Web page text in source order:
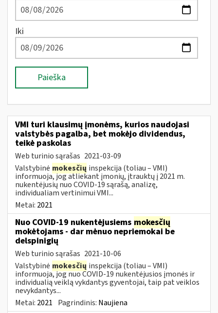
Iki
Paieška
VMI turi klausimų įmonėms, kurios naudojasi
valstybės pagalba, bet mokėjo dividendus,
teikė paskolas
Web turinio sąrašas 2021-03-09
Valstybinė mokesčių inspekcija (toliau – VMI)
informuoja, jog atliekant įmonių, įtrauktų į 2021 m.
nukentėjusių nuo COVID-19 sąrašą, analizę,
individualiam vertinimui VMI...
Metai: 2021
Nuo COVID-19 nukentėjusiems mokesčių
mokėtojams - dar mėnuo nepriemokai be
delspinigių
Web turinio sąrašas 2021-10-06
Valstybinė mokesčių inspekcija (toliau – VMI)
informuoja, jog nuo COVID-19 nukentėjusios įmonės ir
individualią veiklą vykdantys gyventojai, taip pat veiklos
nevykdantys...
Metai: 2021 Pagrindinis: Naujiena